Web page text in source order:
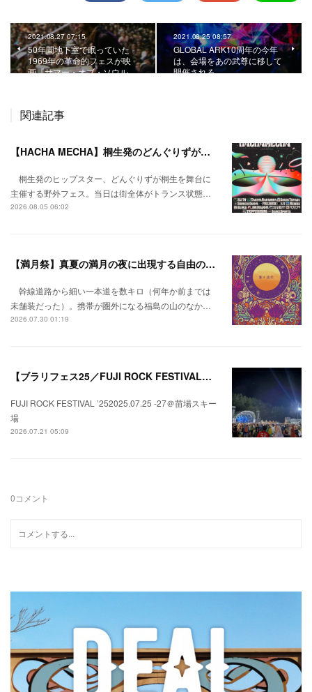
2021.08.27 07:15
50年間地下室で眠っていた
1969年の革命的フェスが映
画『サマー・オブ・ソウル…
2021.08.25 08:57
GLOBAL ARK10周年の今年
は、会場をあの武尊に移して
開催される。
関連記事
【HACHA MECHA】桐生発のどんぐりずが桐生をハチャメチャに彩る。
桐生発のヒップスター、どんぐりずが桐生を舞台に
主催する野外フェス。当日は街全体がトランス状態…
2026.08.05 06:02
【満月祭】真夏の満月の夜に出現する自由の桃源郷。
幹線道路から細い一本道を数キロ（何年か前までは
未舗装だった）。携帯が圏外になる福島の山のなか…
2026.07.30 01:19
【ブラリフェス25／FUJI ROCK FESTIVAL】日本の夏にはフジロックが欠かせない。
FUJI ROCK FESTIVAL ’252025.07.25 -27＠苗場スキー
場
2026.07.21 05:09
0コメント